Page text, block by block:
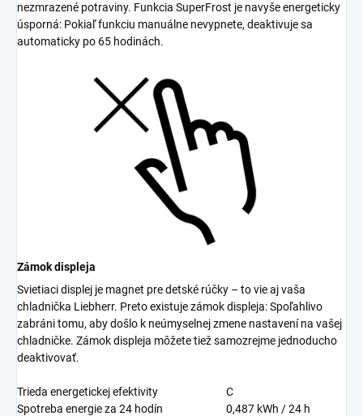
nezmrazené potraviny. Funkcia SuperFrost je navyše energeticky
úsporná: Pokiaľ funkciu manuálne nevypnete, deaktivuje sa
automaticky po 65 hodinách.
Zámok displeja
Svietiaci displej je magnet pre detské rúčky – to vie aj vaša
chladnička Liebherr. Preto existuje zámok displeja: Spoľahlivo
zabráni tomu, aby došlo k neúmyselnej zmene nastavení na vašej
chladničke. Zámok displeja môžete tiež samozrejme jednoducho
deaktivovať.
Trieda energetickej efektivity
C
Spotreba energie za 24 hodín
0,487 kWh / 24 h